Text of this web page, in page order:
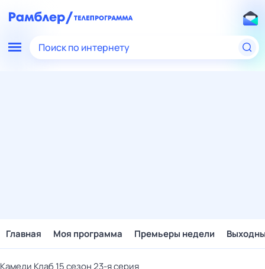
Поиск по интернету
Главная Моя программа Премьеры недели
Камеди Клаб 15 сезон 23-я серия